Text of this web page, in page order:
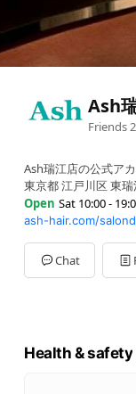
Ash
Friends
Ash瑞江店の公式ア
東京都 江戸川区 東
Open Sat 10:00 -
Sun10:00 - 19:00
Mon10:00 - 19:00
Tue10:00 - 19:00
Wed10:00 - 19:00
ash-hair.com/
Chat
Health & safety